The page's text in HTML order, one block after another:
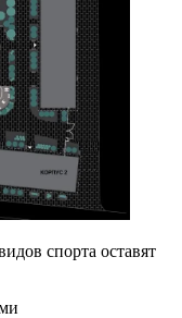
спорта оставят